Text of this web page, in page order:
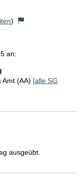
)
an:
Amt (AA) [alle SG
ausgeübt.